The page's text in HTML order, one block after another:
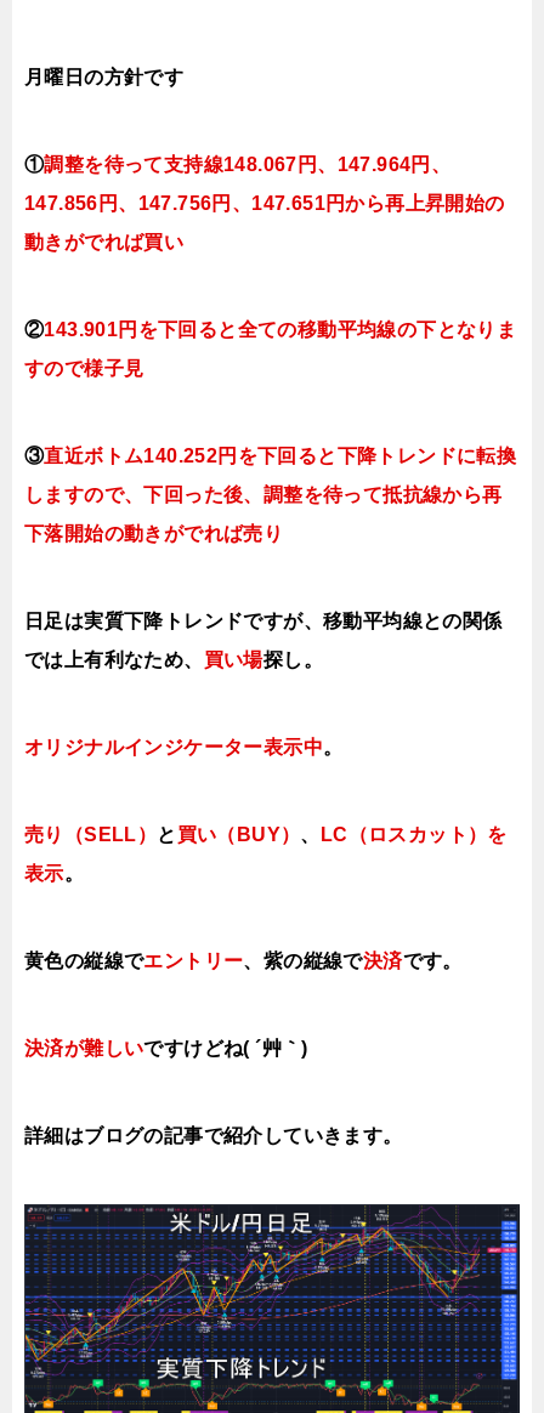
月曜日の方針です
①調整を待って支持線148.067円、147.964円、
147.856円、147.756円、147.651円から再上昇開始の
動きがでれば買い
②143.901円を下回ると全ての移動平均線の下となりま
すので様子見
③直近ボトム140.252円を下回ると下降トレンドに転換
しますので、下回った後、調整を待って抵抗線から再
下落開始の動きがでれば売り
日足は実質下降トレンドですが、移動平均線との関係
では上有利なため、 買い場探し。
オリジナルインジケーター表示中。
売り（SELL） と 買い（BUY） 、
LC（ロスカット）を
表示。
黄色の縦線でエントリー、紫の縦線で決済です。
決済が難しいですけどね( ´艸｀)
詳細はブログの記事で紹介していきます。